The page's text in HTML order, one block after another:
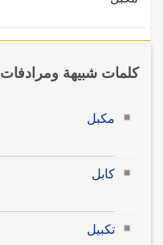
كلمات شبيهة ومرادفات
مكبل
كابل
تكبيل